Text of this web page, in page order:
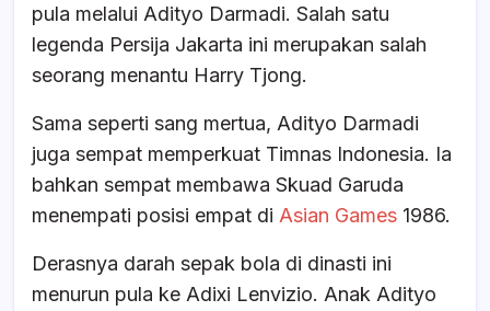
pula melalui Adityo Darmadi. Salah satu
legenda Persija Jakarta ini merupakan salah
seorang menantu Harry Tjong.
Sama seperti sang mertua, Adityo Darmadi
juga sempat memperkuat Timnas Indonesia. Ia
bahkan sempat membawa Skuad Garuda
menempati posisi empat di Asian Games 1986.
Derasnya darah sepak bola di dinasti ini
menurun pula ke Adixi Lenvizio. Anak Adityo